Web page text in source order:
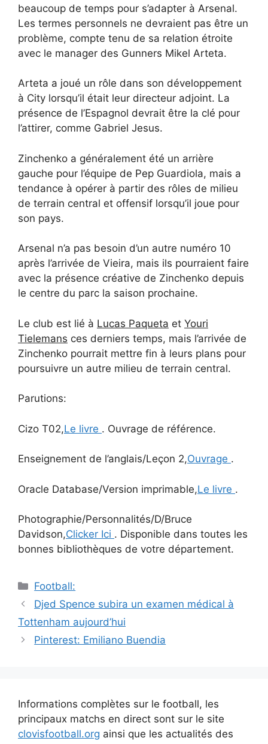
beaucoup de temps pour s’adapter à Arsenal.
Les termes personnels ne devraient pas être un
problème, compte tenu de sa relation étroite
avec le manager des Gunners Mikel Arteta.
Arteta a joué un rôle dans son développement
à City lorsqu’il était leur directeur adjoint. La
présence de l’Espagnol devrait être la clé pour
l’attirer, comme Gabriel Jesus.
Zinchenko a généralement été un arrière
gauche pour l’équipe de Pep Guardiola, mais a
tendance à opérer à partir des rôles de milieu
de terrain central et offensif lorsqu’il joue pour
son pays.
Arsenal n’a pas besoin d’un autre numéro 10
après l’arrivée de Vieira, mais ils pourraient faire
avec la présence créative de Zinchenko depuis
le centre du parc la saison prochaine.
Le club est lié à Lucas Paqueta et Youri
Tielemans ces derniers temps, mais l’arrivée de
Zinchenko pourrait mettre fin à leurs plans pour
poursuivre un autre milieu de terrain central.
Parutions:
Cizo T02,Le livre . Ouvrage de référence.
Enseignement de l’anglais/Leçon 2,Ouvrage .
Oracle Database/Version imprimable,Le livre .
Photographie/Personnalités/D/Bruce
Davidson,Clicker Ici . Disponible dans toutes les
bonnes bibliothèques de votre département.
Catégories
Football:
Navigation
des
Djed Spence subira un examen médical à
Tottenham aujourd’hui
Pinterest: Emiliano Buendia
Informations complètes sur le football, les
principaux matchs en direct sont sur le site
clovisfootball.org ainsi que les actualités des